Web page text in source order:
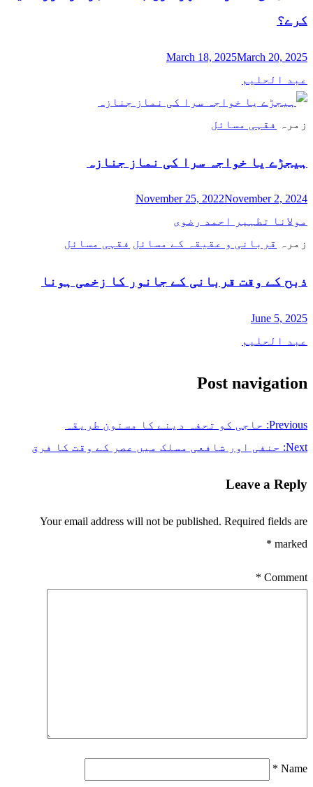
کرے؟
March 18, 2025March 20, 2025
عبد الحلیم
زمرہ فقہی مسائل
ہیجڑے یا خواجہ سرا کی نماز جنازہ
November 25, 2022November 2, 2024
مولانا تطہیر احمد رضوی
زمرہ
قربانی و عقیقہ کے مسائل فقہی مسائل
ذبح کے وقت قربانی کے جانور کا زخمی ہونا
June 5, 2025
عبد الحلیم
Post navigation
Previous: حاجی کو تحفہ دینے کا مسنون طریقہ
Next: حنفی اور شافعی مسلک میں عصر کے وقت کا فرق
Leave a Reply
Your email address will not be published. Required fields are
marked
*
Comment
*
Name
*